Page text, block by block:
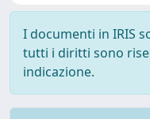
I documenti in IRIS
tutti i diritti sono
indicazione.